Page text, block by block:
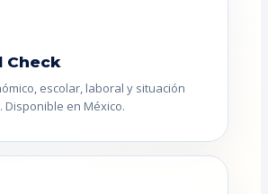
Check
escolar, laboral y situación
Disponible en México.